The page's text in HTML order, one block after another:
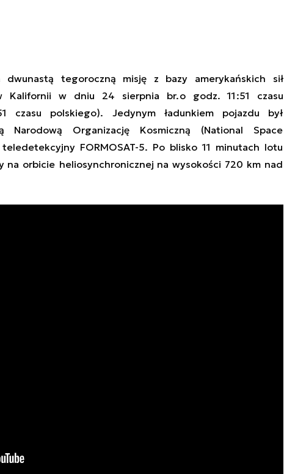
dwunastą tegoroczną misję z bazy amerykańskich sił
Kalifornii w dniu 24 sierpnia br.o godz. 11 :51 czasu
czasu polskiego). Jedynymładunkiem pojazdu był
Narodową Organizację Kosmiczną (National Space
teledetekcyjnyFORMOSAT-5. Po blisko 11 minutach lotu
na orbicie heliosynchronicznej na wysokości 720 km nad